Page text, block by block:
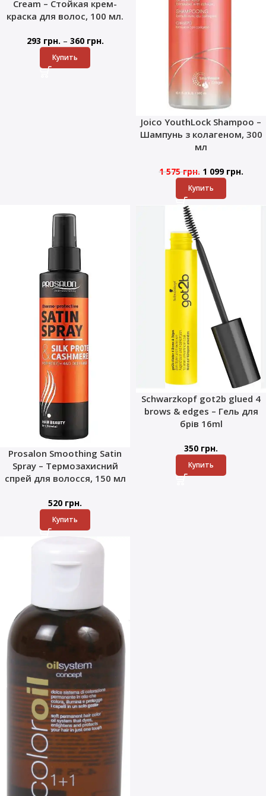
Cream – Стойкая крем-
краска для волос, 100 мл.
293 грн. – 360 грн.
Купить
Joico YouthLock Shampoo –
Шампунь з колагеном, 300
мл
1 575грн. 1 099 грн.
Купить
Prosalon Smoothing Satin
Spray – Термозахисний
спрей для волосся, 150 мл
520 грн.
Купить
Schwarzkopf got2b glued 4
brows & edges – Гель для
брів 16ml
350 грн.
Купить